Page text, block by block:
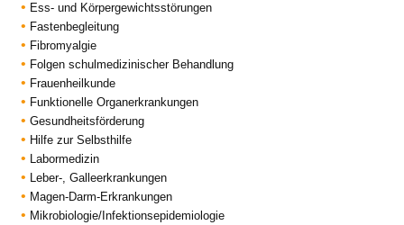
Ess- und Körpergewichtsstörungen
Fastenbegleitung
Fibromyalgie
Folgen schulmedizinischer Behandlung
Frauenheilkunde
Funktionelle Organerkrankungen
Gesundheitsförderung
Hilfe zur Selbsthilfe
Labormedizin
Leber-, Galleerkrankungen
Magen-Darm-Erkrankungen
Mikrobiologie/Infektionsepidemiologie